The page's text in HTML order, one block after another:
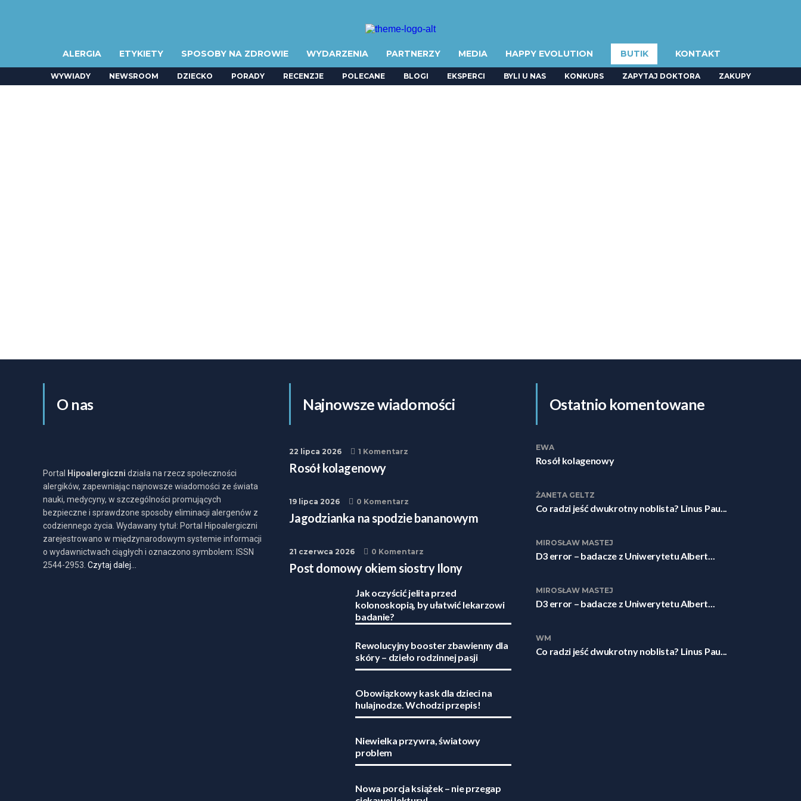
ALERGIA ETYKIETY SPOSOBY NA ZDROWIE WYDARZENIA PARTNERZY MEDIA HAPPY EVOLUTION BUTIK KONTAKT
WYWIADY NEWSROOM DZIECKO PORADY RECENZJE POLECANE BLOGI EKSPERCI BYLI U NAS KONKURS ZAPYTAJ DOKTORA ZAKUPY
O nas
Portal Hipoalergiczni działa na rzecz społeczności
alergików, zapewniając najnowsze wiadomości ze świata
nauki, medycyny, w szczególności promujących
bezpieczne i sprawdzone sposoby eliminacji alergenów z
codziennego życia. Wydawany tytuł: Portal Hipoalergiczni
zarejestrowano w międzynarodowym systemie informacji
o wydawnictwach ciągłych i oznaczono symbolem: ISSN
2544-2953. Czytaj dalej…
Najnowsze wiadomości
22 lipca 2026 1 Komentarz
Rosół kolagenowy
19 lipca 2026 0 Komentarz
Jagodzianka na spodzie bananowym
21 czerwca 2026 0 Komentarz
Post domowy okiem siostry Ilony
Jak oczyścić jelita przed
kolonoskopią, by ułatwić lekarzowi
badanie?
Rewolucyjny booster zbawienny dla
skóry – dzieło rodzinnej pasji
Obowiązkowy kask dla dzieci na
hulajnodze. Wchodzi przepis!
Niewielka przywra, światowy
problem
Nowa porcja książek – nie przegap
Ostatnio komentowane
EWA
Rosół kolagenowy
ŻANETA GELTZ
Co radzi jeść dwukrotny noblista? Linus Pau...
MIROSŁAW MASTEJ
D3 error – badacze z Uniwerytetu Albert...
MIROSŁAW MASTEJ
D3 error – badacze z Uniwerytetu Albert...
WM
Co radzi jeść dwukrotny noblista? Linus Pau...